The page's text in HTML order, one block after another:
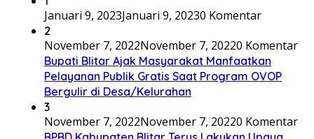
Januari 9, 2023Januari 9, 20230 Komentar
2
November 7, 2022November 7, 20220 Komentar
Bupati Blitar Ajak Masyarakat Manfaatkan
Pelayanan Publik Gratis Saat Program OVOP
Bergulir di Desa/Kelurahan
3
November 7, 2022November 7, 20220 Komentar